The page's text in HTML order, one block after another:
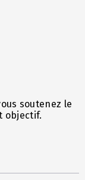
soutenez le
objectif.